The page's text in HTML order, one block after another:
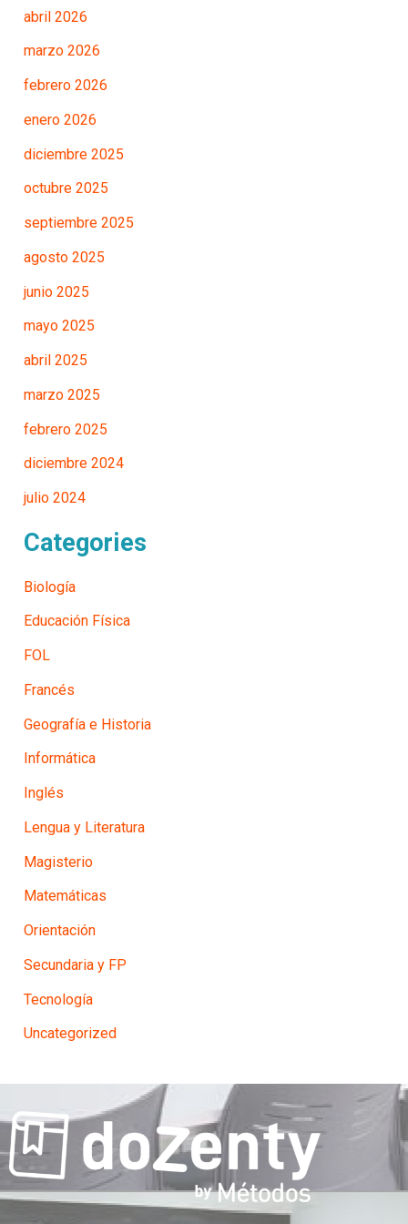
abril 2026
marzo 2026
febrero 2026
enero 2026
diciembre 2025
octubre 2025
septiembre 2025
agosto 2025
junio 2025
mayo 2025
abril 2025
marzo 2025
febrero 2025
diciembre 2024
julio 2024
Categories
Biología
Educación Física
FOL
Francés
Geografía e Historia
Informática
Inglés
Lengua y Literatura
Magisterio
Matemáticas
Orientación
Secundaria y FP
Tecnología
Uncategorized